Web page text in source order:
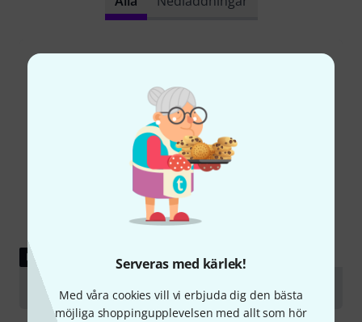
Serveras med kärlek!
Med våra cookies vill vi erbjuda dig den bästa
möjliga shoppingupplevelsen med allt som hör
LADDA NED
Assembly instructions